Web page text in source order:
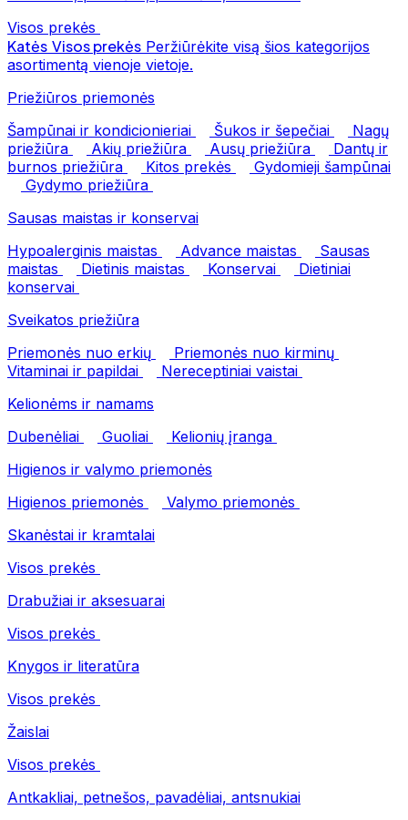
Visos prekės
Katės Visos prekės Peržiūrėkite visą šios kategorijos
asortimentą vienoje vietoje.
Priežiūros priemonės
Šampūnai ir kondicionieriai
Šukos ir šepečiai
Nagų
priežiūra
Akių priežiūra Ausų priežiūra
Dantų ir
burnos priežiūra
Kitos prekės
Gydomieji šampūnai
Gydymo priežiūra
Sausas maistas ir konservai
Hypoalerginis maistas
Advance maistas
Sausas
maistas
Dietinis maistas Konservai
Dietiniai
konservai
Sveikatos priežiūra
Priemonės nuo erkių
Priemonės nuo kirminų
Vitaminai ir papildai
Nereceptiniai vaistai
Kelionėms ir namams
Dubenėliai
Guoliai
Kelionių įranga
Higienos ir valymo priemonės
Higienos priemonės
Valymo priemonės
Skanėstai ir kramtalai
Visos prekės
Drabužiai ir aksesuarai
Visos prekės
Knygos ir literatūra
Visos prekės
Žaislai
Visos prekės
Antkakliai, petnešos, pavadėliai, antsnukiai